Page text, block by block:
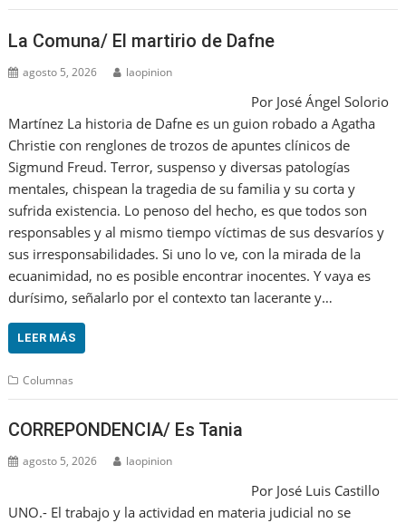
La Comuna/ El martirio de Dafne
agosto 5, 2026 laopinion
Por José Ángel Solorio
Martínez La historia de Dafne es un guion robado a Agatha
Christie con renglones de trozos de apuntes clínicos de
Sigmund Freud. Terror, suspenso y diversas patologías
mentales, chispean la tragedia de su familia y su corta y
sufrida existencia. Lo penoso del hecho, es que todos son
responsables y al mismo tiempo víctimas de sus desvaríos y
sus irresponsabilidades. Si uno lo ve, con la mirada de la
ecuanimidad, no es posible encontrar inocentes. Y vaya es
durísimo, señalarlo por el contexto tan lacerante y…
LEER MÁS
Columnas
CORREPONDENCIA/ Es Tania
agosto 5, 2026 laopinion
Por José Luis Castillo
UNO.- El trabajo y la actividad en materia judicial no se